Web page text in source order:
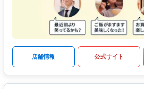
店舗情報 公式サイト